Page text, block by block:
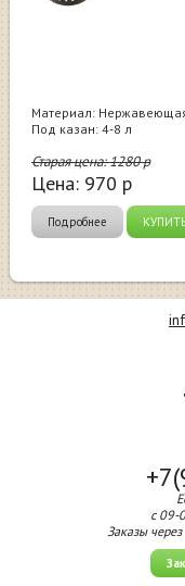
Материал:
Под казан: 4-8 л
Старая цена:1280р
Цена: 970 р
Подробнее
с 09-
Заказы